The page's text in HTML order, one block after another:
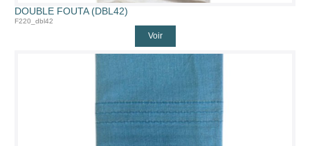
DOUBLE FOUTA (DBL42)
F220_dbl42
Voir